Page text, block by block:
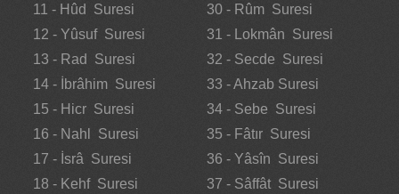
11 - Hûd Suresi
12 - Yûsuf Suresi
13 - Rad Suresi
14 - İbrâhim Suresi
15 - Hicr Suresi
16 - Nahl Suresi
17 - İsrâ Suresi
18 - Kehf Suresi
30 - Rûm Suresi
31 - Lokmân Suresi
32 - Secde Suresi
33 - Ahzab Suresi
34 - Sebe Suresi
35 - Fâtır Suresi
36 - Yâsîn Suresi
37 - Sâffât Suresi